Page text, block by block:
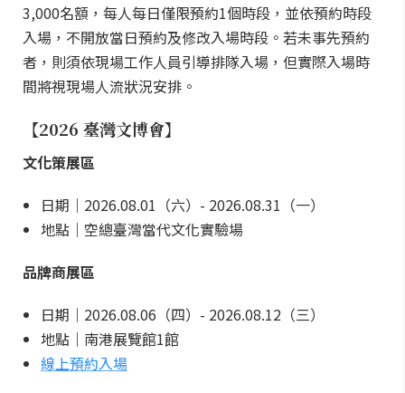
3,000名額，每人每日僅限預約1個時段，並依預約時段
入場，不開放當日預約及修改入場時段。若未事先預約
者，則須依現場工作人員引導排隊入場，但實際入場時
間將視現場人流狀況安排。
【2026 臺灣文博會】
文化策展區
日期｜2026.08.01（六）- 2026.08.31（一）
地點｜空總臺灣當代文化實驗場
品牌商展區
日期｜2026.08.06（四）- 2026.08.12（三）
地點｜南港展覽館1館
線上預約入場